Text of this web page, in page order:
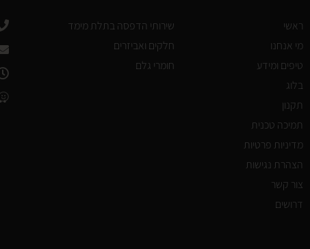
ראשי
מי אנחנו
טיפים ומידע
בלוג
תקנון
תמיכה טכנית
מדיניות פרטיות
הצהרת נגישות
צור קשר
דרושים
שירותי הדפסה בתלת מימד
חלקים ואביזרים
חומרי גלם